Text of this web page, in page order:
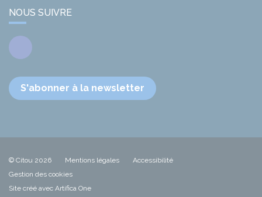
NOUS SUIVRE
Facebook
S'abonner à la newsletter
© Citou 2026 Mentions légales
Accessibilité
Gestion des cookies
Site créé avec Artifica One